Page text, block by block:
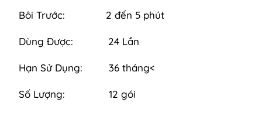
Bôi Trước: 2 đến 5 phút
Dùng Được: 24 Lần
Hạn Sử Dụng: 36 tháng<
Số Lượng: 12 gói